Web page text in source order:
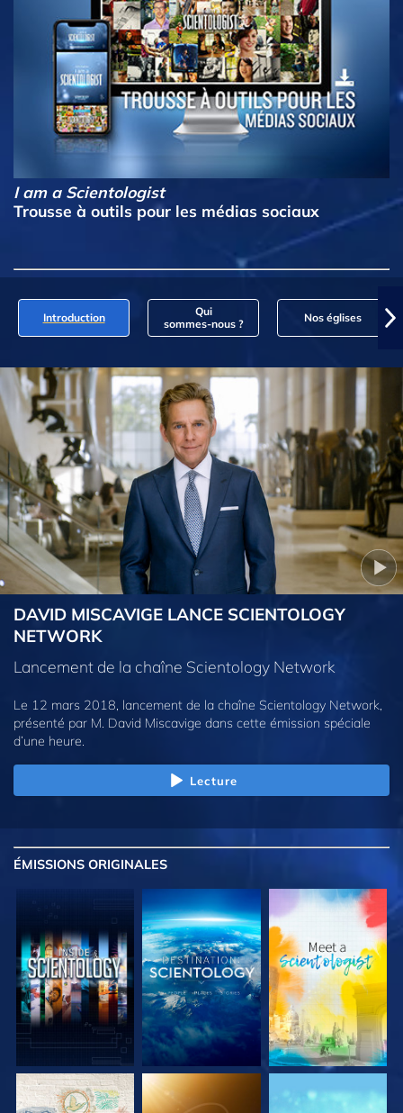
I am a Scientologist
Trousse à outils pour les médias sociaux
Introduction
Qui
sommes‑nous ?
Nos églises
DAVID MISCAVIGE LANCE SCIENTOLOGY
NETWORK
Lancement de la chaîne Scientology Network
Le 12 mars 2018, lancement de la chaîne Scientology Network,
présenté par M. David Miscavige dans cette émission spéciale
d’une heure.
Lecture
ÉMISSIONS ORIGINALES